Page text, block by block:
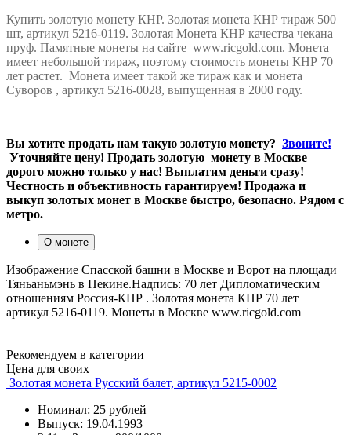
Купить золотую монету КНР. Золотая монета КНР тираж 500
шт, артикул 5216-0119. Золотая Монета КНР качества чекана
пруф. Памятные монеты на сайте www.ricgold.com. Монета
имеет небольшой тираж, поэтому стоимость монеты КНР 70
лет растет. Монета имеет такой же тираж как и монета
Суворов , артикул 5216-0028, выпущенная в 2000 году.
Вы хотите продать нам такую золотую монету? Звоните!
Уточняйте цену! Продать золотую монету в Москве
дорого можно только у нас! Выплатим деньги сразу!
Честность и объективность гарантируем! Продажа и
выкуп золотых монет в Москве быстро, безопасно. Рядом с
метро.
О монете
Изображение Спасской башни в Москве и Ворот на площади
Тяньаньмэнь в Пекине.Надпись: 70 лет Дипломатическим
отношениям Россия-КНР . Золотая монета КНР 70 лет
артикул 5216-0119. Монеты в Москве www.ricgold.com
Рекомендуем в категории
Цена для своих
Золотая монета Русский балет, артикул 5215-0002
Номинал: 25 рублей
Выпуск: 19.04.1993